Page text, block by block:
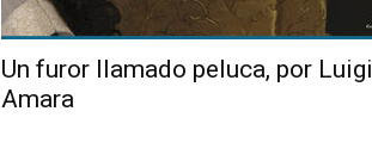
Un furor llamado peluca, por Luigi
Amara